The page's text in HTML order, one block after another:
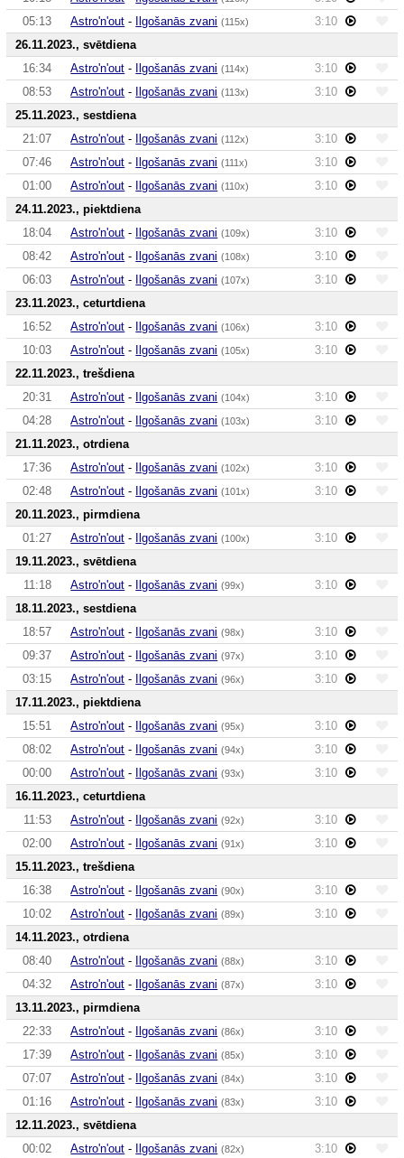
05:13
Astro'n'out - Ilgošanās zvani (115x)
3:10
26.11.2023., svētdiena
16:34
Astro'n'out - Ilgošanās zvani (114x)
3:10
08:53
Astro'n'out - Ilgošanās zvani (113x)
3:10
25.11.2023., sestdiena
21:07
Astro'n'out - Ilgošanās zvani (112x)
3:10
07:46
Astro'n'out - Ilgošanās zvani (111x)
3:10
01:00
Astro'n'out - Ilgošanās zvani (110x)
3:10
24.11.2023., piektdiena
18:04
Astro'n'out - Ilgošanās zvani (109x)
3:10
08:42
Astro'n'out - Ilgošanās zvani (108x)
3:10
06:03
Astro'n'out - Ilgošanās zvani (107x)
3:10
23.11.2023., ceturtdiena
16:52
Astro'n'out - Ilgošanās zvani (106x)
3:10
10:03
Astro'n'out - Ilgošanās zvani (105x)
3:10
22.11.2023., trešdiena
20:31
Astro'n'out - Ilgošanās zvani (104x)
3:10
04:28
Astro'n'out - Ilgošanās zvani (103x)
3:10
21.11.2023., otrdiena
17:36
Astro'n'out - Ilgošanās zvani (102x)
3:10
02:48
Astro'n'out - Ilgošanās zvani (101x)
3:10
20.11.2023., pirmdiena
01:27
Astro'n'out - Ilgošanās zvani (100x)
3:10
19.11.2023., svētdiena
11:18
Astro'n'out - Ilgošanās zvani (99x)
3:10
18.11.2023., sestdiena
18:57
Astro'n'out - Ilgošanās zvani (98x)
3:10
09:37
Astro'n'out - Ilgošanās zvani (97x)
3:10
03:15
Astro'n'out - Ilgošanās zvani (96x)
3:10
17.11.2023., piektdiena
15:51
Astro'n'out - Ilgošanās zvani (95x)
3:10
08:02
Astro'n'out - Ilgošanās zvani (94x)
3:10
00:00
Astro'n'out - Ilgošanās zvani (93x)
3:10
16.11.2023., ceturtdiena
11:53
Astro'n'out - Ilgošanās zvani (92x)
3:10
02:00
Astro'n'out - Ilgošanās zvani (91x)
3:10
15.11.2023., trešdiena
16:38
Astro'n'out - Ilgošanās zvani (90x)
3:10
10:02
Astro'n'out - Ilgošanās zvani (89x)
3:10
14.11.2023., otrdiena
08:40
Astro'n'out - Ilgošanās zvani (88x)
3:10
04:32
Astro'n'out - Ilgošanās zvani (87x)
3:10
13.11.2023., pirmdiena
22:33
Astro'n'out - Ilgošanās zvani (86x)
3:10
17:39
Astro'n'out - Ilgošanās zvani (85x)
3:10
07:07
Astro'n'out - Ilgošanās zvani (84x)
3:10
01:16
Astro'n'out - Ilgošanās zvani (83x)
3:10
12.11.2023., svētdiena
00:02
Astro'n'out - Ilgošanās zvani (82x)
3:10